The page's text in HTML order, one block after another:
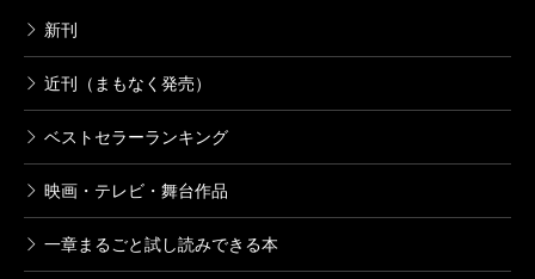
新刊
近刊（まもなく発売）
ベストセラーランキング
映画・テレビ・舞台作品
一章まるごと試し読みできる本